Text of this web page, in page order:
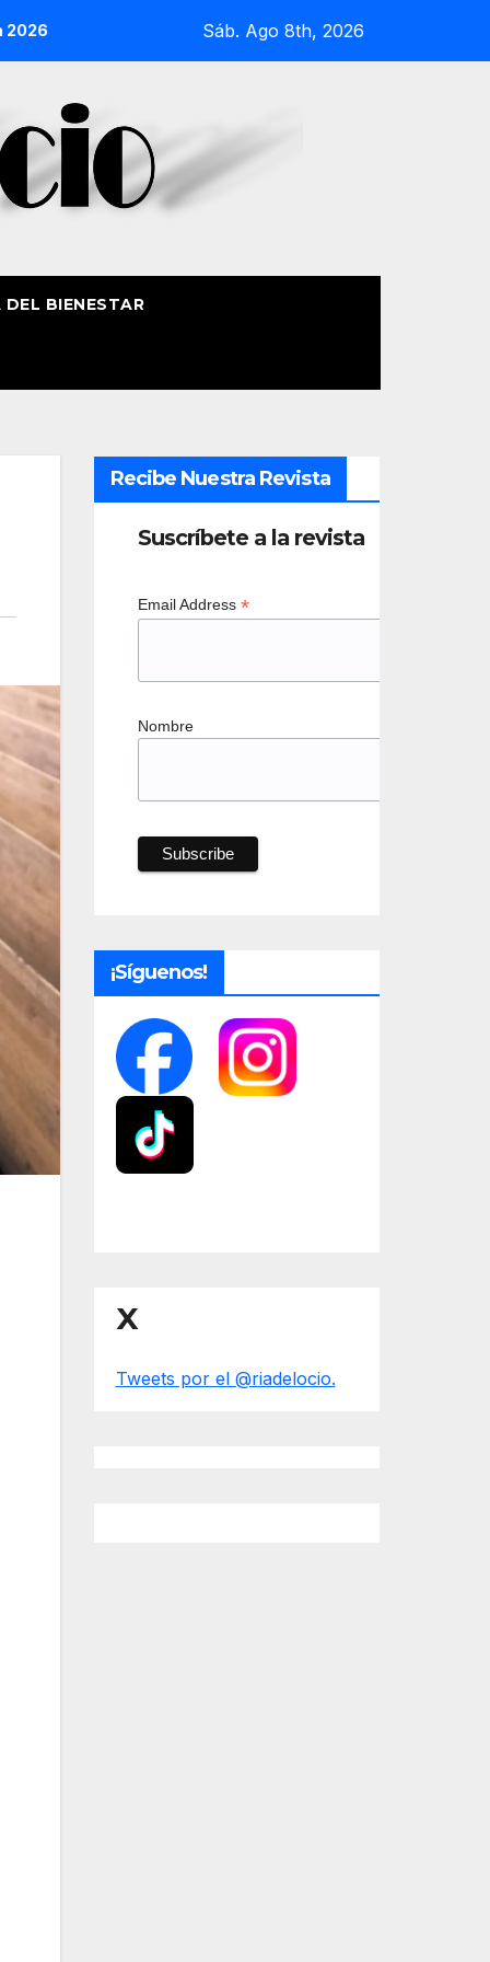
Náutica de la Amatxu de Begoña recorrerá la ría el
Sáb. Ago 8th, 2026
DEL BIENESTAR
Recibe Nuestra Revista
Suscríbete a la revista
Email Address *
Nombre
¡Síguenos!
X
Tweets por el @riadelocio.